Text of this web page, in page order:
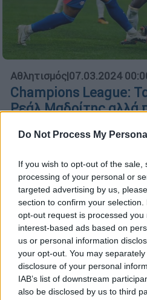
Do Not Process My
If you wish to opt-out of the
processing of your personal or
targeted advertising by us,
section to confirm your
opt-out request is processed you
interest-based ads based on
us or personal information
your opt-out. You may
disclosure of your personal
IAB’s list of downstream
also be disclosed by us to third
Αθλητισμός|07.03.2024
Champions League:
Ρεάλ Μαδρίτης αλλά
για τα
Μάντσεστερ Σίτι
Η Ρεάλ Μαδρίτης
Λειψία, ενώ η
3-1 της Κοπεγχάγης